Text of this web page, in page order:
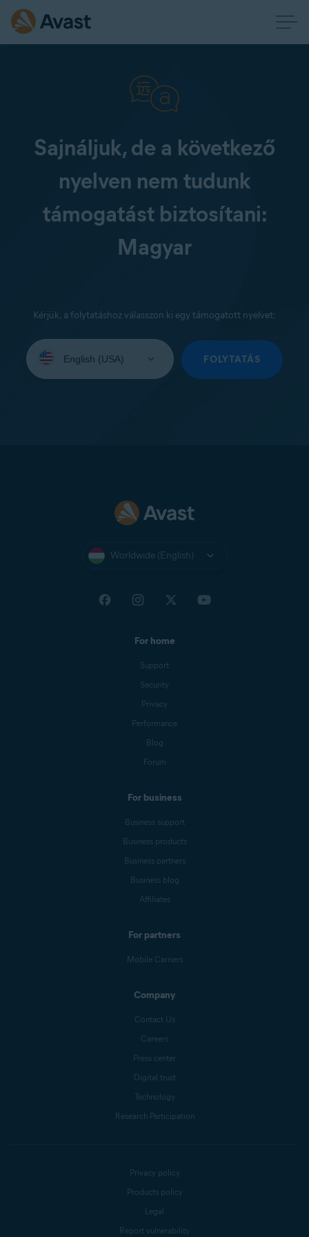
Sajnáljuk, de a következő
nyelven nem tudunk
támogatást biztosítani:
Magyar
Kérjük, a folytatáshoz válasszon ki egy támogatott nyelvet:
your
FOLYTATÁS
Worldwide (English)
For home
Support
Security
Privacy
Performance
Blog
Forum
For business
Business support
Business products
Business partners
Business blog
Affiliates
For partners
Mobile Carriers
Company
Contact Us
Careers
Press center
Digital trust
Technology
Research Participation
Privacy policy
Products policy
Legal
Report vulnerability